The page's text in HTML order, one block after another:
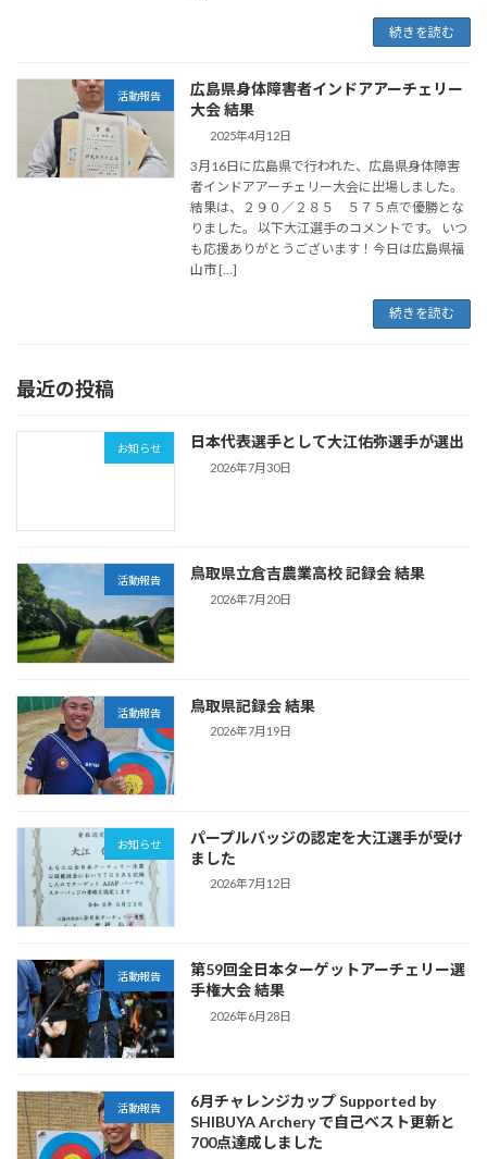
続きを読む
活動報告
広島県身体障害者インドアアーチェリー
大会 結果
2025年4月12日
3月16日に広島県で行われた、広島県身体障害
者インドアアーチェリー大会に出場しました。
結果は、２９０／２８５ ５７５点で優勝とな
りました。 以下大江選手のコメントです。 いつ
も応援ありがとうございます！今日は広島県福
山市 […]
続きを読む
最近の投稿
お知らせ 日本代表選手として大江佑弥選手が選出
2026年7月30日
活動報告 鳥取県立倉吉農業高校 記録会 結果
2026年7月20日
活動報告 鳥取県記録会 結果
2026年7月19日
お知らせ
パープルバッジの認定を大江選手が受け
ました
2026年7月12日
活動報告
第59回全日本ターゲットアーチェリー選
手権大会 結果
2026年6月28日
活動報告
6月チャレンジカップ Supported by
SHIBUYA Archery で自己ベスト更新と
700点達成しました